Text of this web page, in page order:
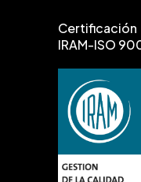
Certificación
IRAM-ISO